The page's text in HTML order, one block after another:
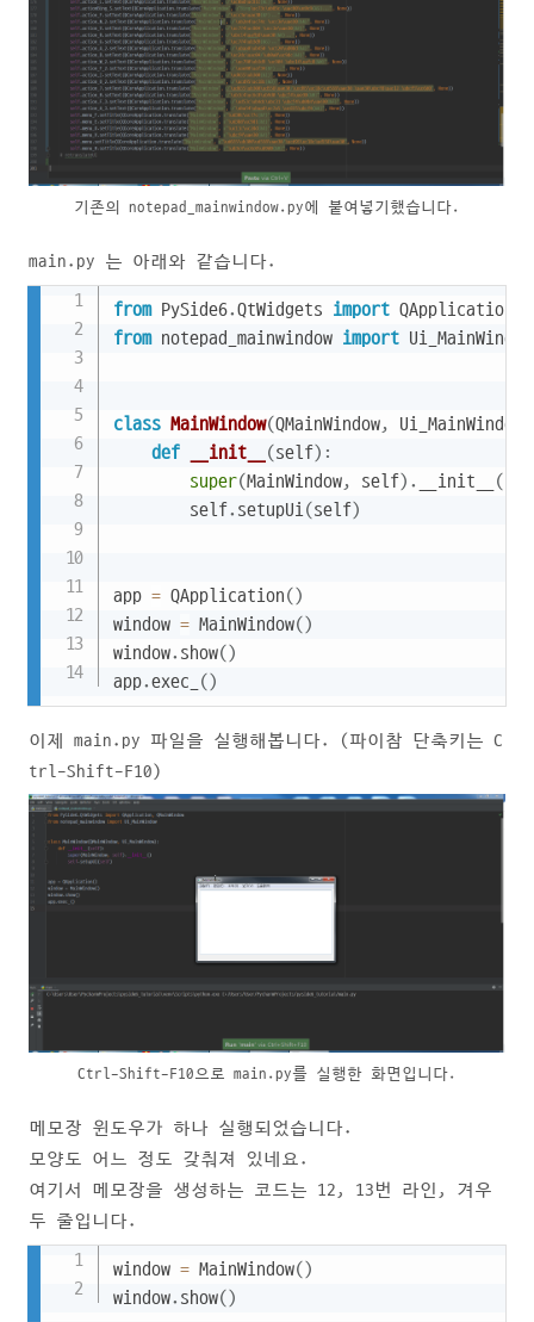
기존의 notepad_mainwindow.py에 붙여넣기했습니다.
main.py 는 아래와 같습니다.
from PySide6.QtWidgets import QApplication
from notepad_mainwindow import Ui_MainWindow
class MainWindow(QMainWindow, Ui_MainWindow
def
__init__ (self) :
super(MainWindow, self) . __init__ (
        self
. setupUi(self)
app = QApplication()
window = MainWindow()
window. show()
app.exec_ ()
Copy
이제 main.py 파일을 실행해봅니다. (파이참 단축키는 C
trl-Shift-F10)
Ctrl-Shift-F10으로 main.py를 실행한 화면입니다.
메모장 윈도우가 하나 실행되었습니다.
모양도 어느 정도 갖춰져 있네요.
여기서 메모장을 생성하는 코드는 12, 13번 라인, 겨우
두 줄입니다.
window = MainWindow()
window. show()